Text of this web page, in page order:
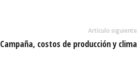
Artículo siguiente
Campaña, costos de producción y clima